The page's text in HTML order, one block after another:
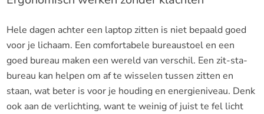
Hele dagen achter een laptop zitten is niet bepaald goed
voor je lichaam. Een comfortabele bureaustoel en een
goed bureau maken een wereld van verschil. Een zit-sta-
bureau kan helpen om af te wisselen tussen zitten en
staan, wat beter is voor je houding en energieniveau. Denk
ook aan de verlichting, want te weinig of juist te fel licht